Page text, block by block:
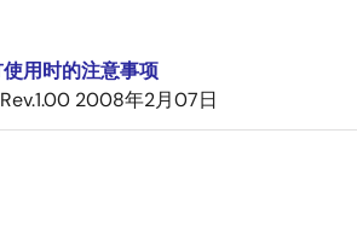
用时的注意事项
2008年2月07日